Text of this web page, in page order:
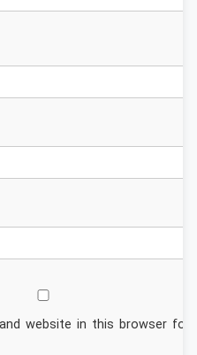
website in this browser for